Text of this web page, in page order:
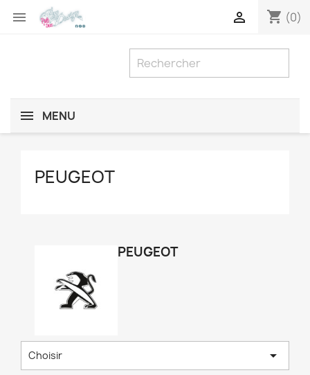
 shopping_cart (0)

MENU
PEUGEOT
PEUGEOT
Choisir 